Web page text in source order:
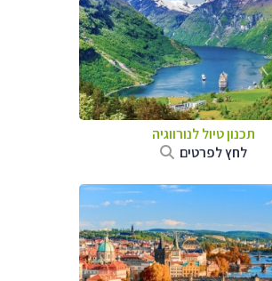
תכנון טיול לנורווגיה
לחץ לפרטים